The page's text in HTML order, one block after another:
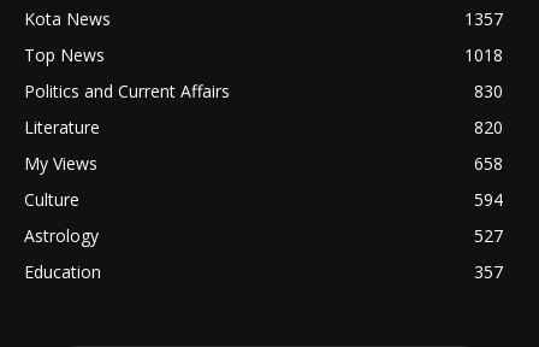
Kota News
1357
Top News
1018
Politics and Current Affairs
830
Literature
820
My Views
658
Culture
594
Astrology
527
Education
357